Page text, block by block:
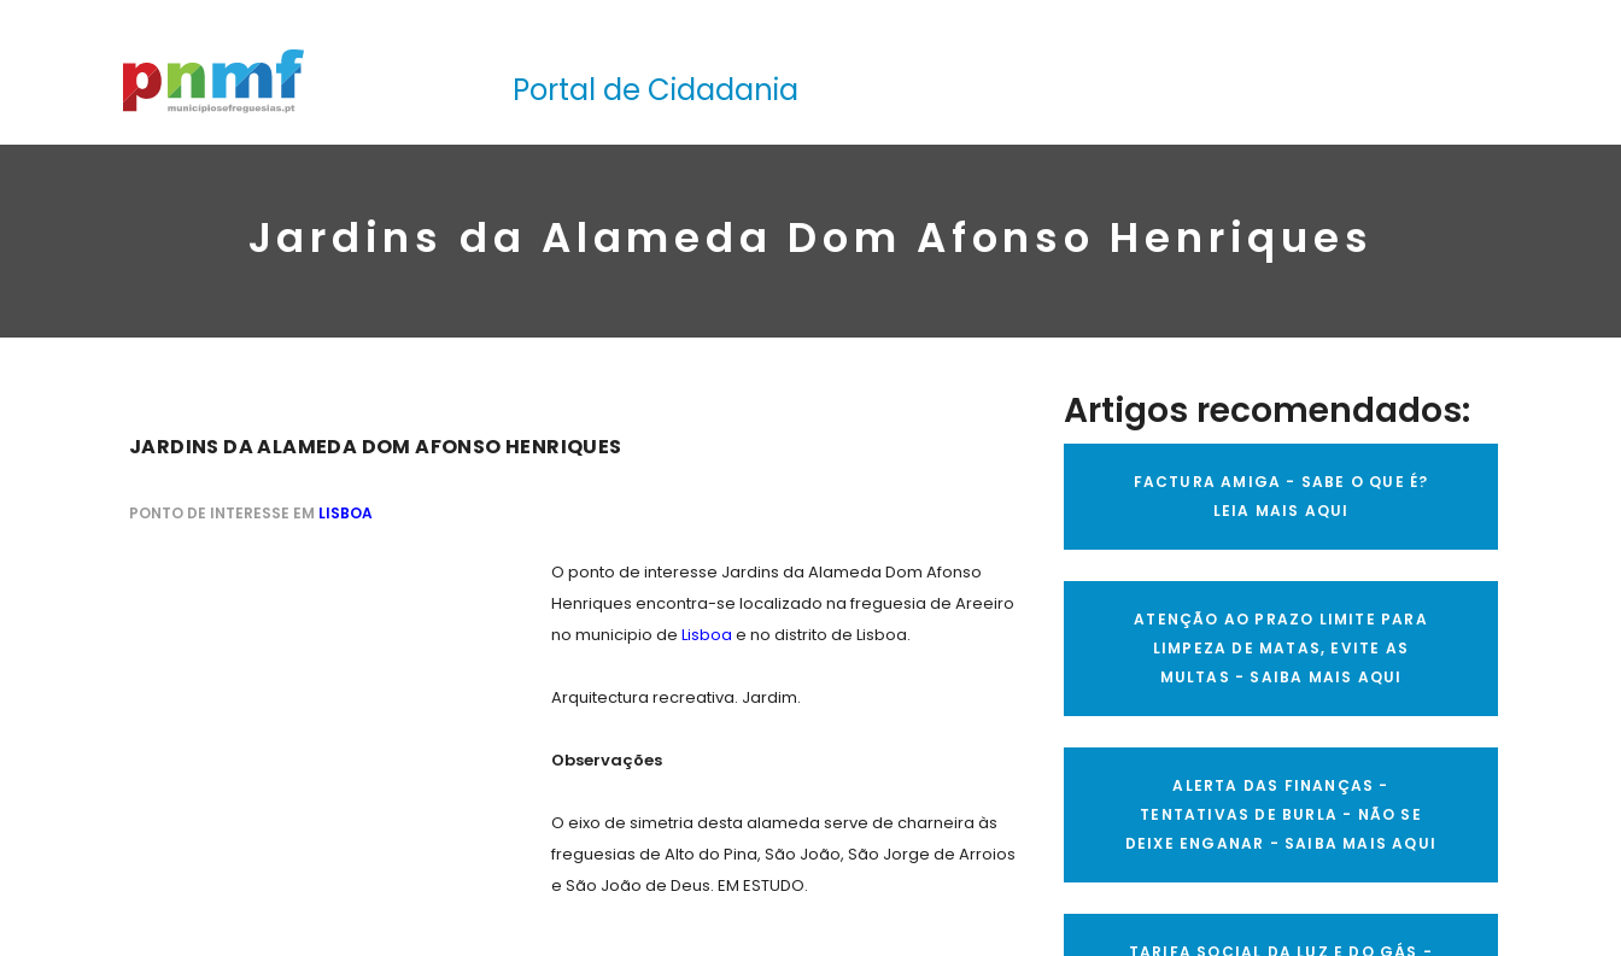
Portal de Cidadania
Jardins da Alameda Dom Afonso Henriques
JARDINS DA ALAMEDA DOM AFONSO HENRIQUES
PONTO DE INTERESSE EM LISBOA
O ponto de interesse Jardins da Alameda Dom Afonso
Henriques encontra-se localizado na freguesia de Areeiro
no municipio de Lisboa e no distrito de Lisboa.
Arquitectura recreativa. Jardim.
Observações
O eixo de simetria desta alameda serve de charneira às
freguesias de Alto do Pina, São João, São Jorge de Arroios
e São João de Deus. EM ESTUDO.
Artigos recomendados:
FACTURA AMIGA - SABE O QUE É?
LEIA MAIS AQUI
ATENÇÃO AO PRAZO LIMITE PARA
LIMPEZA DE MATAS, EVITE AS
MULTAS - SAIBA MAIS AQUI
ALERTA DAS FINANÇAS -
TENTATIVAS DE BURLA - NÃO SE
DEIXE ENGANAR - SAIBA MAIS AQUI
TARIFA SOCIAL DA LUZ E DO GÁS -